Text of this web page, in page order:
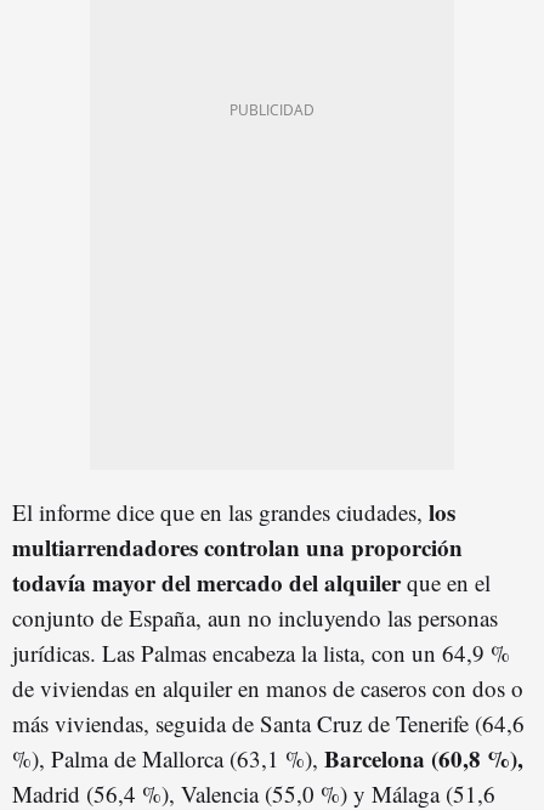
El informe dice que en las grandes ciudades, los
multiarrendadores controlan una proporción
todavía mayor del mercado del alquilerque en el
conjunto de España, aun no incluyendo las personas
jurídicas. Las Palmas encabeza la lista, con un 64,9 %
de viviendas en alquiler en manos de caseros con dos o
más viviendas, seguida de Santa Cruz de Tenerife (64,6
%), Palma de Mallorca (63,1 %), Barcelona (60,8 %),
Madrid (56,4 %), Valencia (55,0 %) y Málaga (51,6